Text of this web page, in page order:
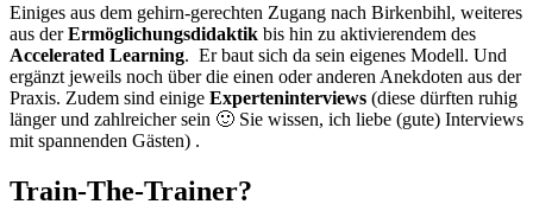
Einiges aus dem gehirn-gerechten Zugang nach Birkenbihl, weiteres
aus derErmöglichungsdidaktik bis hin zu aktivierendem des
Accelerated Learning. Er baut sich da sein eigenes Modell. Und
ergänzt jeweils noch über die einen oder anderen Anekdoten aus der
Praxis. Zudem sind einige Experteninterviews (diese dürften ruhig
länger und zahlreicher sein 🙂 Sie wissen, ich liebe (gute) Interviews
mit spannenden Gästen) .
Train-The-Trainer?